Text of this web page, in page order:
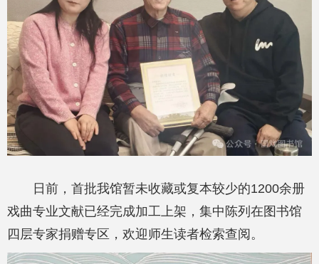
日前，首批我馆暂未收藏或复本较少的1200余册
戏曲专业文献已经完成加工上架，集中陈列在图书馆
四层专家捐赠专区，欢迎师生读者检索查阅。